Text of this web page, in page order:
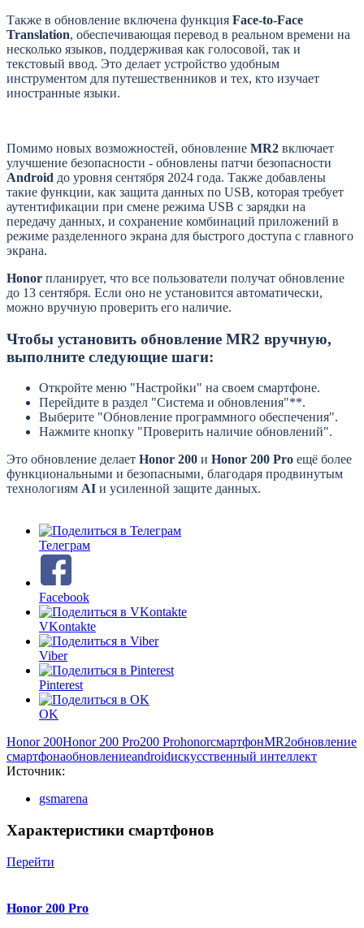
Также в обновление включена функция Face-to-Face
Translation, обеспечивающая перевод в реальном времени на
несколько языков, поддерживая как голосовой, так и
текстовый ввод. Это делает устройство удобным
инструментом для путешественников и тех, кто изучает
иностранные языки.
Помимо новых возможностей, обновление MR2 включает
улучшение безопасности - обновлены патчи безопасности
Android до уровня сентября 2024 года. Также добавлены
такие функции, как защита данных по USB, которая требует
аутентификации при смене режима USB с зарядки на
передачу данных, и сохранение комбинаций приложений в
режиме разделенного экрана для быстрого доступа с главного
экрана.
Honor планирует, что все пользователи получат обновление
до 13 сентября. Если оно не установится автоматически,
можно вручную проверить его наличие.
Чтобы установить обновление MR2 вручную,
выполните следующие шаги:
Откройте меню "Настройки" на своем смартфоне.
Перейдите в раздел "Система и обновления"**.
Выберите "Обновление программного обеспечения".
Нажмите кнопку "Проверить наличие обновлений".
Это обновление делает Honor 200 и Honor 200 Pro ещё более
функциональными и безопасными, благодаря продвинутым
технологиям AI и усиленной защите данных.
Телеграм
Facebook
VKontakte
Viber
Pinterest
OK
Honor 200Honor 200 Pro200 ProhonorсмартфонMR2обновление
смартфонаобновлениеandroidискусственный интеллект
Источник:
gsmarena
Характеристики смартфонов
Перейти
Honor 200 Pro